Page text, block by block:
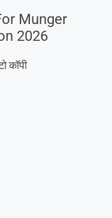
Munger
2026
कॉपी